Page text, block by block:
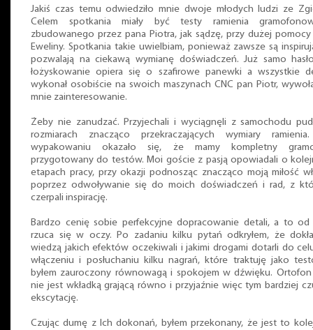
Jakiś czas temu odwiedziło mnie dwoje młodych ludzi ze
Celem spotkania miały być testy ramienia
zbudowanego przez pana Piotra, jak sądzę, przy dużej pomocy
Eweliny. Spotkania takie uwielbiam, ponieważ zawsze są
pozwalają na ciekawą wymianę doświadczeń. Już samo
łożyskowanie opiera się o szafirowe panewki a wszystkie
wykonał osobiście na swoich maszynach CNC pan Piotr,
mnie zainteresowanie.
Żeby nie zanudzać. Przyjechali i wyciągnęli z samochodu
rozmiarach znacząco przekraczających wymiary
wypakowaniu okazało się, że mamy kompletny
przygotowany do testów. Moi goście z pasją opowiadali o
etapach pracy, przy okazji podnosząc znacząco moją miłość
poprzez odwoływanie się do moich doświadczeń i rad, z
czerpali inspirację.
Bardzo cenię sobie perfekcyjne dopracowanie detali, a to od
rzuca się w oczy. Po zadaniu kilku pytań odkryłem, że
wiedzą jakich efektów oczekiwali i jakimi drogami dotarli do
włączeniu i posłuchaniu kilku nagrań, które traktuję jako
byłem zauroczony równowagą i spokojem w dźwięku. Ortofon
nie jest wkładką grającą równo i przyjaźnie więc tym bardziej
ekscytację.
Czując dumę z Ich dokonań, byłem przekonany, że jest to